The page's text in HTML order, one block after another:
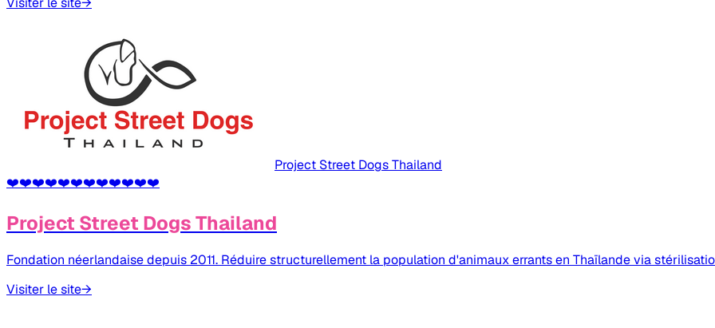
Project Street Dogs Thailand
❤️❤️❤️❤️❤️❤️❤️❤️❤️❤️❤️❤️
Project Street Dogs Thailand
Fondation néerlandaise depuis 2011. Réduire structurellement la population d'animaux errants en Thaïlande via
Visiter le site→